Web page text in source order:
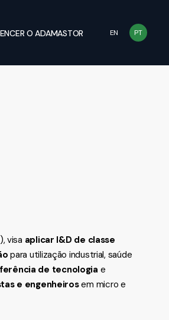
O ADAMASTOR EN PT
visa aplicar I&D de classe
para utilização industrial, saúde
de tecnologia e
e engenheirosem micro e